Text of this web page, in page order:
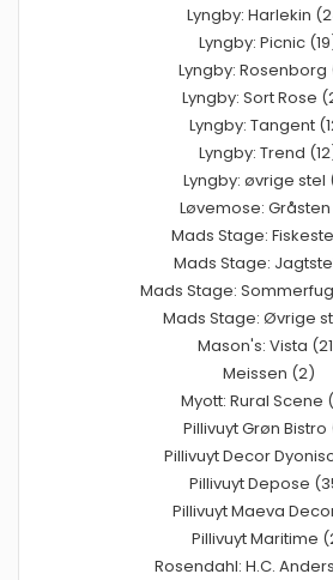
Lyngby: Harlekin
Lyngby: Picnic
Lyngby: Rosenborg
Lyngby: Sort Rose
Lyngby: Tangent
Lyngby: Trend
Lyngby: øvrige stel
Løvemose:
Mads Stage:
Mads Stage:
Mads Stage:
Mads Stage: Øvrige
Mason's: Vista
Meissen (2)
Myott: Rural Scene
Pillivuyt Grøn Bistro
Pillivuyt Decor
Pillivuyt Depose
Pillivuyt Maeva
Pillivuyt Maritime
Rosendahl: H.C.